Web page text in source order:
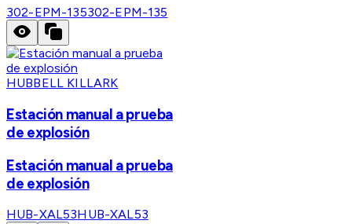
302-EPM-135302-EPM-135
HUBBELL KILLARK
Estación manual a prueba
de explosión
Estación manual a prueba
de explosión
HUB-XAL53HUB-XAL53